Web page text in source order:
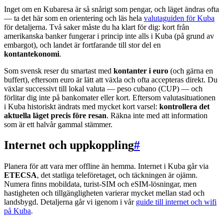
Inget om en Kubaresa är så snårigt som pengar, och läget ändras ofta
— ta det här som en orientering och läs hela valutaguiden för Kuba
för detaljerna. Två saker måste du ha klart för dig: kort från
amerikanska banker fungerar i princip inte alls i Kuba (på grund av
embargot), och landet är fortfarande till stor del en
kontantekonomi.
Som svensk reser du smartast med kontanter i euro (och gärna en
buffert), eftersom euro är lätt att växla och ofta accepteras direkt. Du
växlar successivt till lokal valuta — peso cubano (CUP) — och
förlitar dig inte på bankomater eller kort. Eftersom valutasituationen
i Kuba historiskt ändrats med mycket kort varsel: kontrollera det
aktuella läget precis före resan. Räkna inte med att information
som är ett halvår gammal stämmer.
Internet och uppkoppling#
Planera för att vara mer offline än hemma. Internet i Kuba går via
ETECSA, det statliga teleföretaget, och täckningen är ojämn.
Numera finns mobildata, turist-SIM och eSIM-lösningar, men
hastigheten och tillgängligheten varierar mycket mellan stad och
landsbygd. Detaljerna går vi igenom i vår guide till internet och wifi
på Kuba.